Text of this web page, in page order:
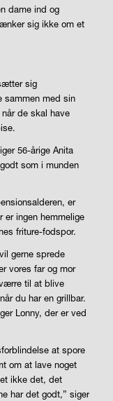
dame ind og
sig ikke om et
sig
sammen med sin
de skal have
56-årige Anita
som i munden
er
ingen hemmelige
friture-fodspor.
gerne sprede
vores far og mor
til at blive
du har en grillbar.
Lonny, der er ved
at spore
om at lave noget
ikke det, det
har det godt,” siger